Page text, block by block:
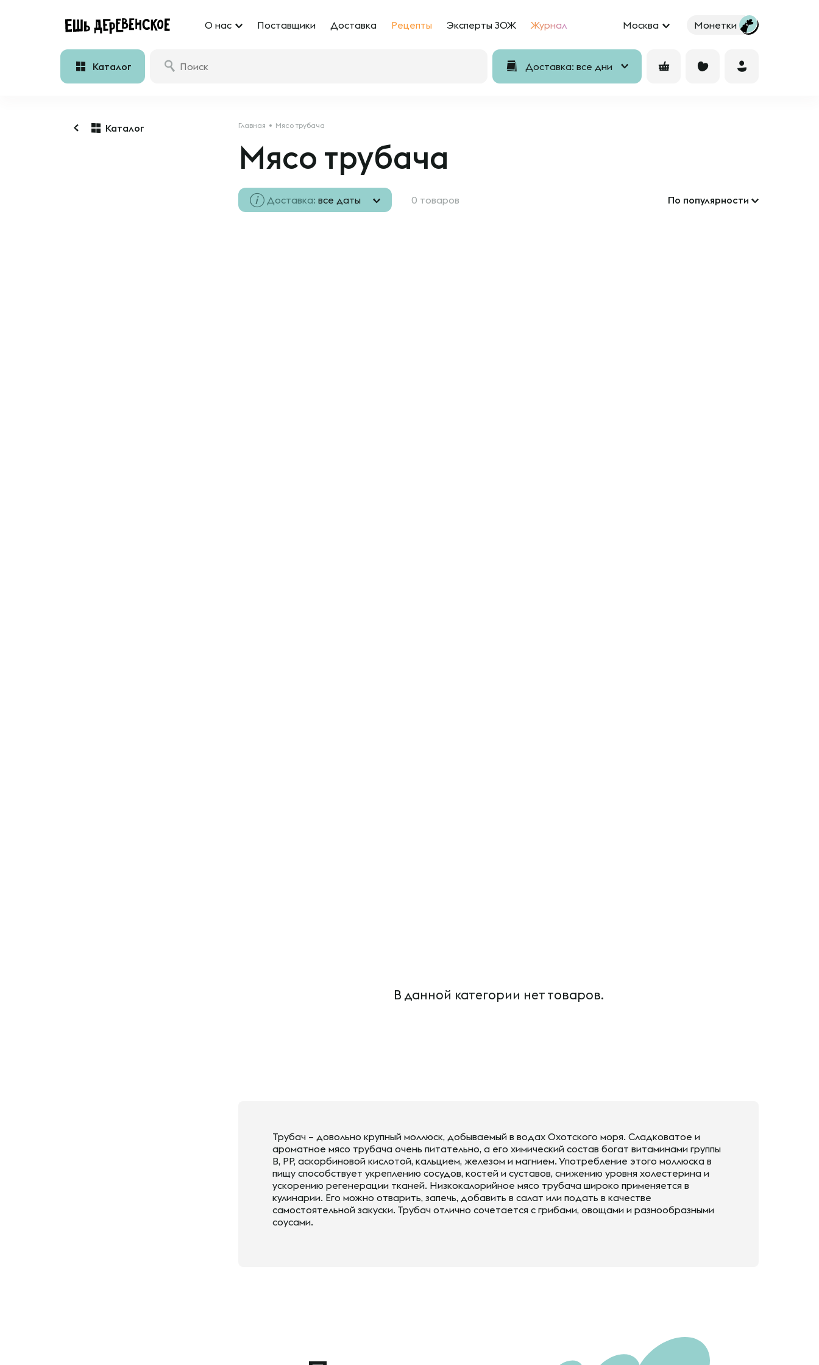
О нас Поставщики Доставка Рецепты Эксперты ЗОЖ Журнал Москва Монетки
Каталог Доставка: все дни
Каталог Главная Мясо трубача
Мясо трубача
Доставка: все даты 0 товаров По популярности
В данной категории нет товаров.
Трубач – довольно крупный моллюск, добываемый в водах Охотского моря. Сладковатое и
ароматное мясо трубача очень питательно, а его химический состав богат витаминами группы
В, PP, аскорбиновой кислотой, кальцием, железом и магнием. Употребление этого моллюска в
пищу способствует укреплению сосудов, костей и суставов, снижению уровня холестерина и
ускорению регенерации тканей. Низкокалорийное мясо трубача широко применяется в
кулинарии. Его можно отварить, запечь, добавить в салат или подать в качестве
самостоятельной закуски. Трубач отлично сочетается с грибами, овощами и разнообразными
соусами.